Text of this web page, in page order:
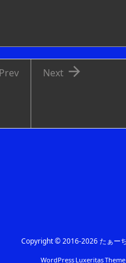

Next
Prev
Copyright ©2016-2026たぁー
WordPress Luxeritas